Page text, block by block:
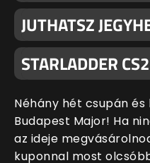
JUTHATSZ
STARLADDER
Néhány hét csupán és
Budapest Major! Ha
az ideje
kuponnal most